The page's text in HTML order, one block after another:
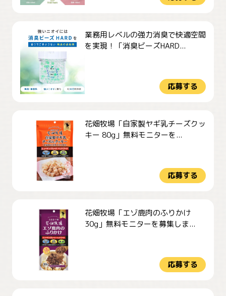
業務用レベルの強力消臭で快適空間
を実現！「消臭ビーズHARD...
応募する
花畑牧場「自家製ヤギ乳チーズクッ
キー 80g」無料モニターを...
応募する
花畑牧場「エゾ鹿肉のふりかけ
30g」無料モニターを募集しま...
応募する